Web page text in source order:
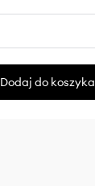
Dodaj do koszyka